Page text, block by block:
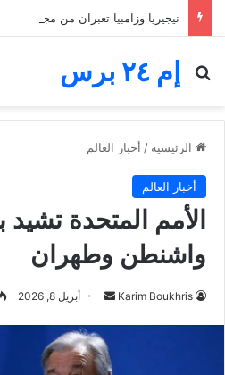
إم ٢٤ برس
بحث عن
الرئيسية / أخبار العالم
أخبار العالم
الأمم المتحدة تشيد
واشنطن وطهران
Karim Boukhris
أرسل
إلكترونيا
أبريل 8, 2026